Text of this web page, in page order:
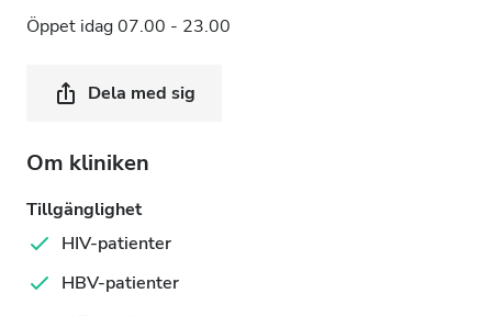
Öppet idag 07.00 - 23.00
Dela med sig
Om kliniken
Tillgänglighet
HIV-patienter
HBV-patienter